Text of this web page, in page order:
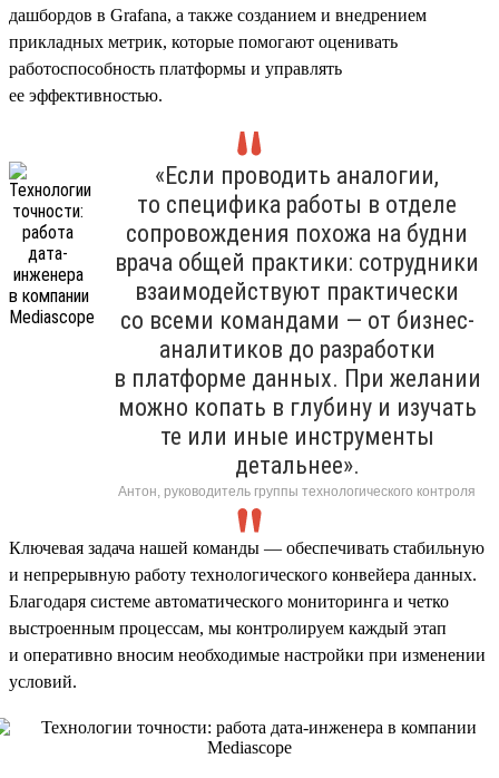
дашбордов в Grafana, а также созданием и внедрением
прикладных метрик, которые помогают оценивать
работоспособность платформы и управлять
ее эффективностью.
«Если проводить аналогии,
то специфика работы в отделе
сопровождения похожа на будни
врача общей практики: сотрудники
взаимодействуют практически
со всеми командами — от бизнес-
аналитиков до разработки
в платформе данных. При желании
можно копать в глубину и изучать
те или иные инструменты
детальнее».
Антон, руководитель группы технологического контроля
Ключевая задача нашей команды — обеспечивать стабильную
и непрерывную работу технологического конвейера данных.
Благодаря системе автоматического мониторинга и четко
выстроенным процессам, мы контролируем каждый этап
и оперативно вносим необходимые настройки при изменении
условий.